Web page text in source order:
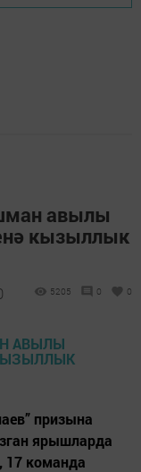
авылы
кызыллык
5205 0 0
призына
ярышларда
17 команда